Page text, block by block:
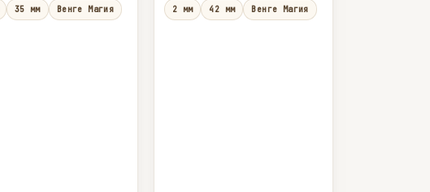
35 мм Венге Магия
2 мм
42 мм Венге Магия